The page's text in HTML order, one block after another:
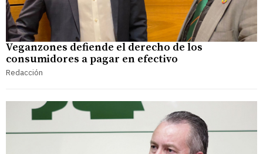
Veganzones defiende el derecho de los
consumidores a pagar en efectivo
Redacción